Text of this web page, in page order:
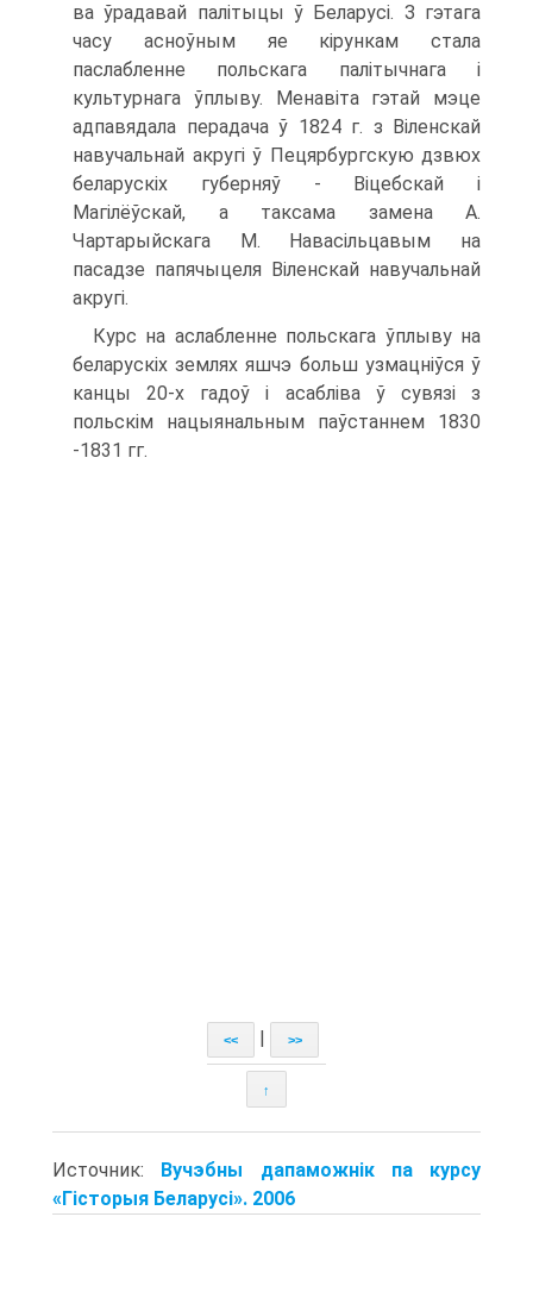
ва ўрадавай палітыцы ў Беларусі. З гэтага
часу асноўным яе кірункам стала
паслабленне польскага палітычнага і
культурнага ўплыву. Менавіта гэтай мэце
адпавядала перадача ў 1824 г. з Віленскай
навучальнай акругі ў Пецярбургскую дзвюх
беларускіх губерняў - Віцебскай і
Магілёўскай, а таксама замена А.
Чартарыйскага М. Навасільцавым на
пасадзе папячыцеля Віленскай навучальнай
акругі.
Курс на аслабленне польскага ўплыву на
беларускіх землях яшчэ больш узмацніўся ў
канцы 20-х гадоў і асабліва ў сувязі з
польскім нацыянальным паўстаннем 1830
-1831 гг.
<< >>
↑
Источник: Вучэбны дапаможнік па курсу
«Гісторыя Беларусі». 2006